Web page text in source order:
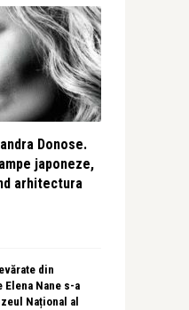
Donose.
japoneze,
arhitectura
din
Elena Nane s-a
Național al